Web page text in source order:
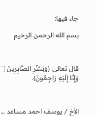
جاء فيها:
بسم الله الرحمن الرحيم
وَإِنَّا إِلَيْهِ رَاجِعُونَ}.
الأخ / يوسف احمد مساعد …